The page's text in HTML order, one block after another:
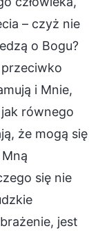
– czyż nie
o Bogu?
przeciwko
i Mnie,
równego
że mogą się
się nie
jest